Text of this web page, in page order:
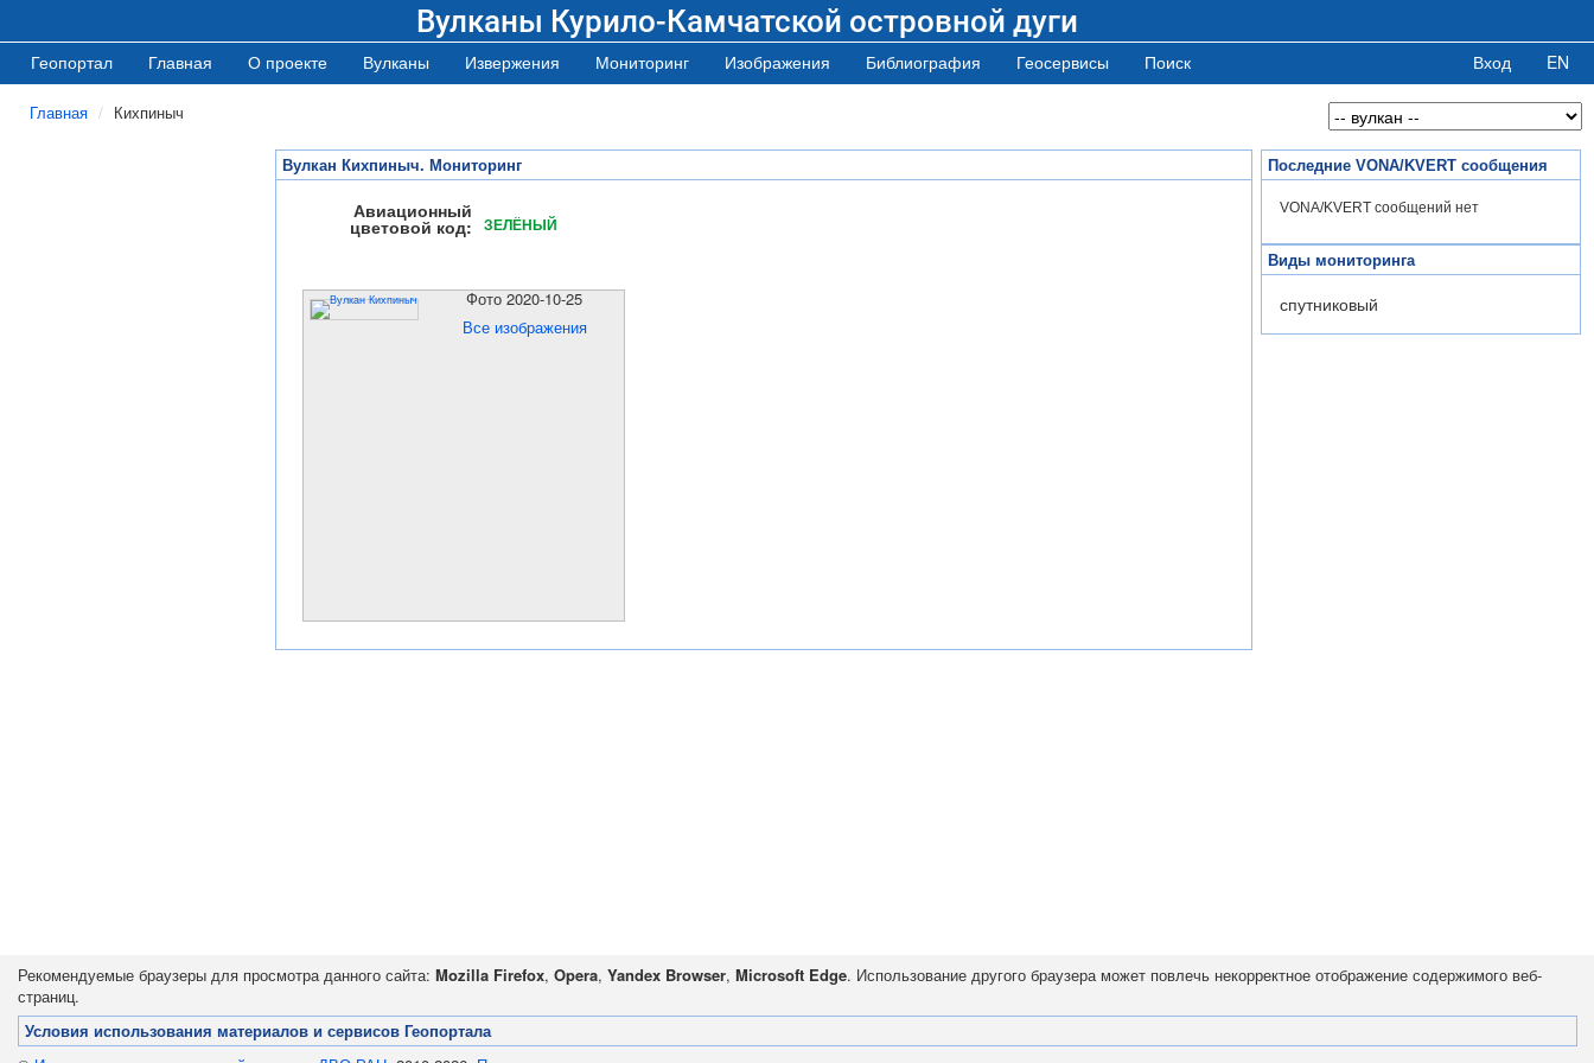
Вулканы Курило-Камчатской островной дуги
Геопортал Главная О проекте Вулканы Извержения Мониторинг Изображения Библиография Геосервисы Поиск Вход EN
Главная Кихпиныч
Вулкан Кихпиныч. Мониторинг
Авиационный
цветовой код: ЗЕЛЁНЫЙ
Фото 2020-10-25
Все изображения
Последние VONA/KVERT сообщения
VONA/KVERT сообщений нет
Виды мониторинга
спутниковый
Рекомендуемые браузеры для просмотра данного сайта: Mozilla Firefox, Opera, Yandex Browser, Microsoft Edge. Использование другого браузера может повлечь некорректное отображение содержимого веб-
страниц.
Условия использования материалов и сервисов Геопортала